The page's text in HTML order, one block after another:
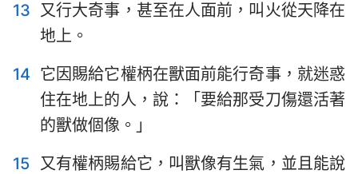
8
9 10 11 12 13
14
22
13 又行大奇事，甚至在人面前，叫火從天降在
地上。
14 它因賜給它權柄在獸面前能行奇事，就迷惑
住在地上的人，說：「要給那受刀傷還活著
的獸做個像。」
15 又有權柄賜給它，叫獸像有生氣，並且能說